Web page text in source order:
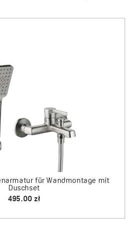
Duschset
430.00 zł
375.00 zł